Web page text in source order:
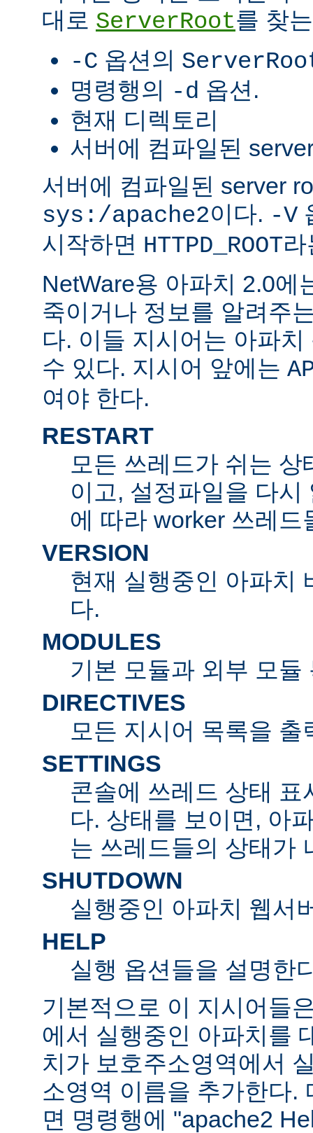
대로 ServerRoot를 찾
-C 옵션의
명령행의 -d 옵션.
현재 디렉토리
서버에 컴파일된
서버에 컴파일된 server
sys:/apache2이다. -V
시작하면 HTTPD_ROOT
NetWare용 아파치 2.0에
죽이거나 정보를 알려주
다. 이들 지시어는 아파
수 있다. 지시어 앞에는
여야 한다.
RESTART
모든 쓰레드가 쉬는
이고, 설정파일을 다
에 따라 worker 쓰레드
VERSION
현재 실행중인 아파치
다.
MODULES
기본 모듈과 외부 모듈
DIRECTIVES
모든 지시어 목록을 출
SETTINGS
콘솔에 쓰레드 상태 표
다. 상태를 보이면, 아
는 쓰레드들의 상태가
SHUTDOWN
실행중인 아파치 웹서
HELP
실행 옵션들을 설명한
기본적으로 이 지시어들
에서 실행중인 아파치를
치가 보호주소영역에서
소영역 이름을 추가한다.
면 명령행에 "apache2